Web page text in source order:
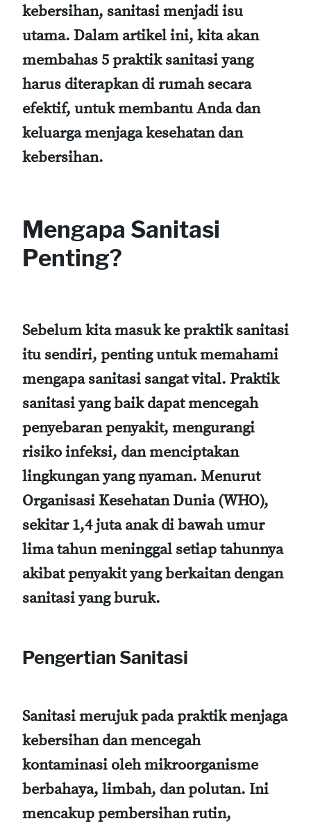
kebersihan, sanitasi menjadi isu
utama. Dalam artikel ini, kita akan
membahas 5 praktik sanitasi yang
harus diterapkan di rumah secara
efektif, untuk membantu Anda dan
keluarga menjaga kesehatan dan
kebersihan.
Mengapa Sanitasi
Penting?
Sebelum kita masuk ke praktik sanitasi
itu sendiri, penting untuk memahami
mengapa sanitasi sangat vital. Praktik
sanitasi yang baik dapat mencegah
penyebaran penyakit, mengurangi
risiko infeksi, dan menciptakan
lingkungan yang nyaman. Menurut
Organisasi Kesehatan Dunia (WHO),
sekitar 1,4 juta anak di bawah umur
lima tahun meninggal setiap tahunnya
akibat penyakit yang berkaitan dengan
sanitasi yang buruk.
Pengertian Sanitasi
Sanitasi merujuk pada praktik menjaga
kebersihan dan mencegah
kontaminasi oleh mikroorganisme
berbahaya, limbah, dan polutan. Ini
mencakup pembersihan rutin,